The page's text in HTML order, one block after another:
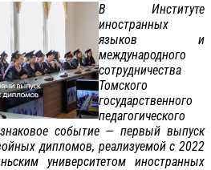
В Институте
иностранных
языков и
международного
сотрудничества
Томского
государственного
педагогического
знаковое событие — первый выпуск
дипломов, реализуемой с 2022
университетом иностранных